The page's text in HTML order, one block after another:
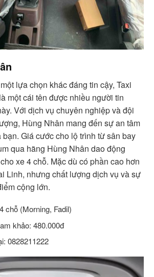
lựa chọn khác đáng tin cậy, Taxi
một cái tên được nhiều người tin
Với dịch vụ chuyên nghiệp và đội
Hùng Nhân mang đến sự an tâm
Giá cước cho lộ trình từ sân bay
qua hãng Hùng Nhân dao động
xe 4 chỗ. Mặc dù có phần cao hơn
Linh, nhưng chất lượng dịch vụ và sự
cộng lớn.
chỗ (Morning, Fadil)
khảo: 480.000đ
0828211222